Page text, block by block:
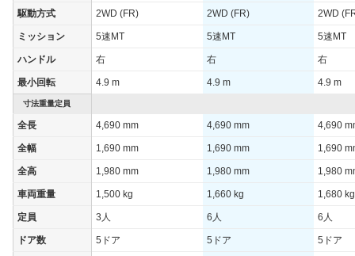
駆動方式 2WD (FR) 2WD (FR) 2WD
ミッション 5速MT 5速MT 5速MT
ハンドル 右 右 右
最小回転 4.9 m 4.9 m 4.9 m
寸法重量定員
全長 4,690 mm 4,690 mm 4,690
全幅 1,690 mm 1,690 mm 1,690
全高 1,980 mm 1,980 mm 1,980
車両重量 1,500 kg 1,660 kg 1,680 kg
定員 3人 6人 6人
ドア数 5ドア 5ドア 5ドア